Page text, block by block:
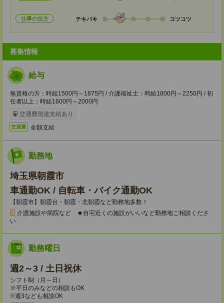
仕事の仕方 テキパキ コツコツ
募集情報
給与
無資格の方：時給1500円～1875円 / 介護福祉士：時給1800円～2250円 / 初
任者以上：時給1600円～2000円
交通費別途支給あり
交通費 全額支給
勤務地
埼玉県朝霞市
車通勤OK / 自転車・バイク通勤OK
【朝霞市】朝霞台・朝霞・北朝霞など勤務地多数！
介護施設や病院など ★自宅近くの施設がいいなど勤務地ご相談くださ
い
勤務曜日
週2～3 / 土日祝休
シフト制（月～日）
※平日のみなどの相談もOK
※週3なども相談OK